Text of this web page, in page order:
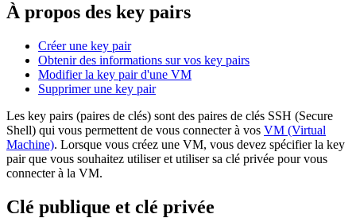
À propos des key pairs
Créer une key pair
Obtenir des informations sur vos key pairs
Modifier la key pair d'une VM
Supprimer une key pair
Les key pairs (paires de clés) sont des paires de clés SSH (Secure
Shell) qui vous permettent de vous connecter à vos VM (Virtual
Machine). Lorsque vous créez une VM, vous devez spécifier la key
pair que vous souhaitez utiliser et utiliser sa clé privée pour vous
connecter à la VM.
Clé publique et clé privée